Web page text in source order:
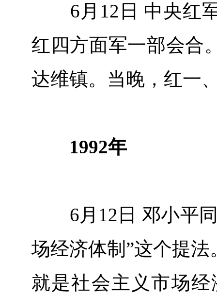
6月12日 中央红军
红四方面军一部会合
达维镇。当晚，红一
1992年
6月12日 邓小平同
场经济体制”这个提
就是社会主义市场